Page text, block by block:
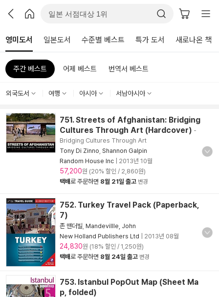
영미도서 일본도서 수준별 베스트 특가 도서 새로나온 책
주간 베스트 어제 베스트 번역서 베스트
외국도서 여행 아시아 서남아시아
751. Streets of Afghanistan: Bridging
Cultures Through Art (Hardcover) -
Bridging Cultures Through Art
Tony Di Zinno Shannon Galpin
Random House Inc
2013년 10월
57,200원 (20% 할인 / 2,860원)
택배로 주문하면 8월 21일 출고 변경
752. Turkey Travel Pack (Paperback,
7)
존 맨더빌 Mandevillle, John
New Holland Publishers Ltd
2013년 08월
24,830원 (18% 할인 / 1,250원)
택배로 주문하면 8월 24일 출고 변경
753. Istanbul PopOut Map (Sheet Ma
p, folded)